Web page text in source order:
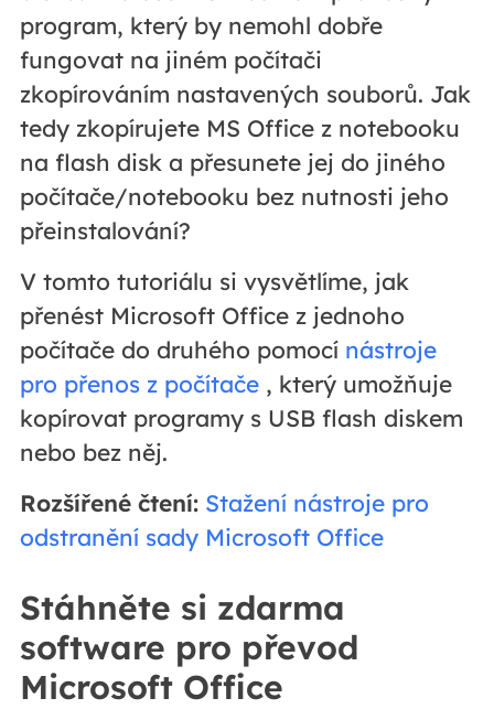
program, který by nemohl dobře
fungovat na jiném počítači
zkopírováním nastavených souborů. Jak
tedy zkopírujete MS Office z notebooku
na flash disk a přesunete jej do jiného
počítače/notebooku bez nutnosti jeho
přeinstalování?
V tomto tutoriálu si vysvětlíme, jak
přenést Microsoft Office z jednoho
počítače do druhého pomocí nástroje
pro přenos z počítače, který umožňuje
kopírovat programy s USB flash diskem
nebo bez něj.
Rozšířené čtení: Stažení nástroje pro
odstranění sady Microsoft Office
Stáhněte si zdarma
software pro převod
Microsoft Office